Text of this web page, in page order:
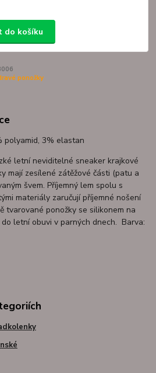
do košíku
ponožky
polyamid, 3% elastan
letní neviditelné sneaker krajkové
mají zesílené zátěžové části (patu a
švem. Příjemný lem spolu s
materiály zaručují příjemné nošení
tvarované ponožky se silikonem na
letní obuvi v parných dnech. Barva: